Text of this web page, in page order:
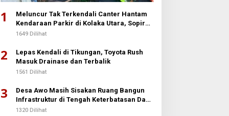
1
Meluncur Tak Terkendali Canter Hantam
Kendaraan Parkir di Kolaka Utara, Sopir
Patah Kedua Kaki
1649 Dilihat
2
Lepas Kendali di Tikungan, Toyota Rush
Masuk Drainase dan Terbalik
1561 Dilihat
3
Desa Awo Masih Sisakan Ruang Bangun
Infrastruktur di Tengah Keterbatasan Dana
Desa
1320 Dilihat